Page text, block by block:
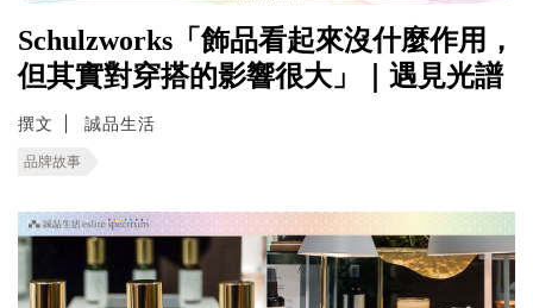
Schulzworks「飾品看起來沒什麼作用，
但其實對穿搭的影響很大」｜遇見光譜
撰文 誠品生活
品牌故事